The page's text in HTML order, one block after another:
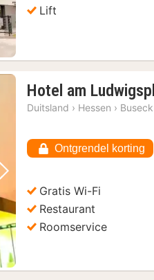
Lift
Volgende foto
Hotel am
Duitsland › Hessen › Buseck
Ontgrendel korting
Gratis Wi-Fi
Restaurant
Roomservice